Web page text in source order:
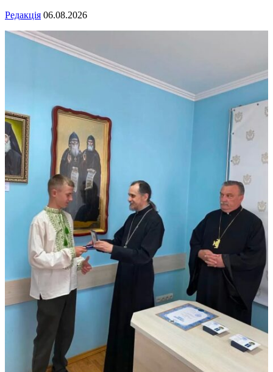
Редакція 06.08.2026